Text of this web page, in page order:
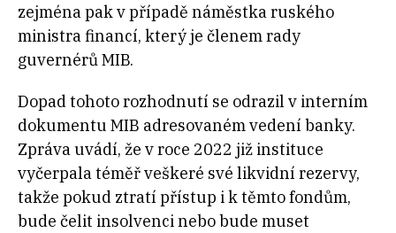
zejména pak v případě náměstka ruského
ministra financí, který je členem rady
guvernérů MIB.
Dopad tohoto rozhodnutí se odrazil v interním
dokumentu MIB adresovaném vedení banky.
Zpráva uvádí, že v roce 2022 již instituce
vyčerpala téměř veškeré své likvidní rezervy,
takže pokud ztratí přístup i k těmto fondům,
bude čelit insolvenci nebo bude muset